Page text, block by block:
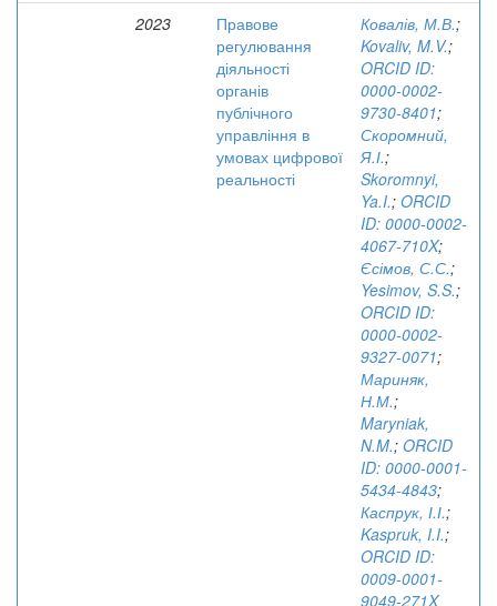
2023
Правове
регулювання
діяльності
органів
публічного
управління в
умовах цифрової
реальності
Ковалів, М.В.;
Kovaliv, M.V.;
ORCID ID:
0000-0002-
9730-8401;
Скоромний,
Я.І.;
Skoromnyi,
Ya.I.; ORCID
ID: 0000-0002-
4067-710X;
Єсімов, С.С.;
Yesimov, S.S.;
ORCID ID:
0000-0002-
9327-0071;
Мариняк,
Н.М.;
Maryniak,
N.M.; ORCID
ID: 0000-0001-
5434-4843;
Каспрук, І.І.;
Kaspruk, I.I.;
ORCID ID:
0009-0001-
9049-271X